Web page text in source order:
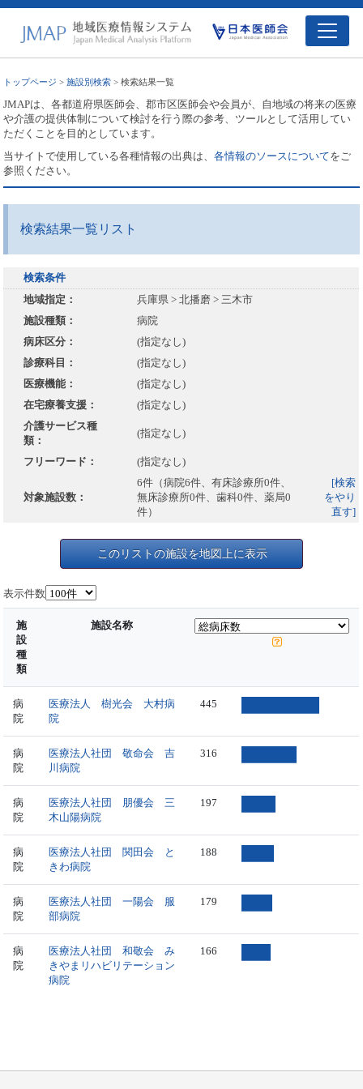
トップページ >施設別検索 > 検索結果一覧
JMAPは、各都道府県医師会、郡市区医師会や会員が、自地域の将来の医療
や介護の提供体制について検討を行う際の参考、ツールとして活用してい
ただくことを目的としています。
当サイトで使用している各種情報の出典は、各情報のソースについてをご
参照ください。
検索結果一覧リスト
検索条件
地域指定：
兵庫県 > 北播磨 > 三木市
施設種類：
病院
病床区分：
(指定なし)
診療科目：
(指定なし)
医療機能：
(指定なし)
在宅療養支援：
(指定なし)
介護サービス種
類：
(指定なし)
フリーワード： (指定なし)
対象施設数：
6件（病院6件、有床診療所0件、
無床診療所0件、歯科0件、薬局0
件）
[検索
をやり
直す]
このリストの施設を地図上に表示
表示件数
施
設
種
類
施設名称
病
院
医療法人 樹光会 大村病
院
445
病
院
医療法人社団 敬命会 吉
川病院
316
病
院
医療法人社団 朋優会 三
木山陽病院
197
病
院
医療法人社団 関田会 と
きわ病院
188
病
院
医療法人社団 一陽会 服
部病院
179
病
院
医療法人社団 和敬会 み
きやまリハビリテーション
病院
166